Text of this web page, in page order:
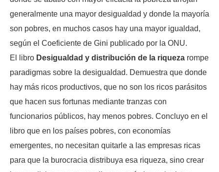
generalmente una mayor desigualdad y donde la mayoría
son pobres, en muchos casos hay una mayor igualdad,
según el Coeficiente de Gini publicado por la ONU.
El libro Desigualdad y distribución de la riqueza rompe
paradigmas sobre la desigualdad. Demuestra que donde
hay más ricos productivos, que no son los ricos parásitos
que hacen sus fortunas mediante tranzas con
funcionarios públicos, hay menos pobres. Concluyo en el
libro que en los países pobres, con economías
emergentes, no necesitan quitarle a las empresas ricas
para que la burocracia distribuya esa riqueza, sino crear